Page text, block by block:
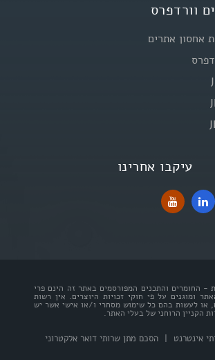
וורדפרס
אחסון אתרים
עיקבו אחרינו
- החומרים והתכנים המפורסמים באתר זה הינם פרי
ומוגנים על פי חוקי זכויות היוצרים. אין רשות
או לעשות בהם כל שימוש מסחרי ו/או אישי אשר יש
הקניין הרוחני של בעלי האתר.
אינטרנט | הסכם מתן שרותי דואר אלקטרוני